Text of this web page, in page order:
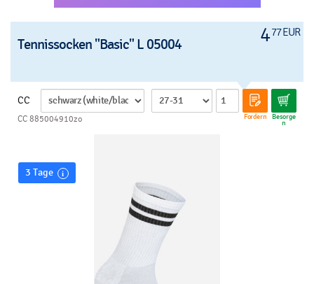
477 EUR
Tennissocken "Basic" L 05004
CC
Fordern Besorge
n
CC 885004910zo
3 Tage